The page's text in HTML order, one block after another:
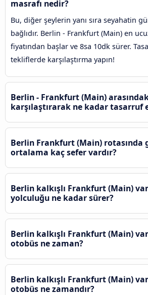
masrafı nedir?
Bu, diğer şeylerin yanı sıra seyahatin
bağlıdır. Berlin - Frankfurt (Main) en
fiyatından başlar ve 8sa 10dk sürer.
tekliflerde karşılaştırma yapın!
Berlin - Frankfurt (Main)
karşılaştırarak ne kadar tasarruf
Berlin Frankfurt (Main) rotasında
ortalama kaç sefer vardır?
Berlin kalkışlı Frankfurt (Main)
yolculuğu ne kadar sürer?
Berlin kalkışlı Frankfurt (Main)
otobüs ne zaman?
Berlin kalkışlı Frankfurt (Main)
otobüs ne zamandır?